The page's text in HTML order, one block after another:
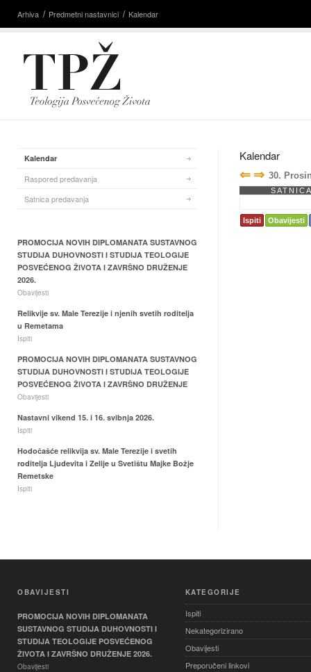
Arhiva Predmetni nastavnici Kalendar
Kalendar
⇐ ⇒ 30.
Ispiti Obavijesti
Kalendar
Raspored predavanja
Satnica predavanja
PROMOCIJA NOVIH DIPLOMANATA SUSTAVNOG
STUDIJA DUHOVNOSTI I STUDIJA TEOLOGIJE
POSVEĆENOG ŽIVOTA I ZAVRŠNO DRUŽENJE
2026.
Obavijesti
Relikvije sv. Male Terezije i njenih svetih roditelja
u Remetama
Ispiti
PROMOCIJA NOVIH DIPLOMANATA SUSTAVNOG
STUDIJA DUHOVNOSTI I STUDIJA TEOLOGIJE
POSVEĆENOG ŽIVOTA I ZAVRŠNO DRUŽENJE
Obavijesti
Nastavni vikend 15. i 16. svibnja 2026.
Ispiti
Hodočašće relikvija sv. Male Terezije i svetih
roditelja Ljudevita i Zelije u Svetištu Majke Božje
Remetske
Ispiti
OBAVIJESTI
PROMOCIJA NOVIH DIPLOMANATA
SUSTAVNOG STUDIJA DUHOVNOSTI I
STUDIJA TEOLOGIJE POSVEĆENOG
ŽIVOTA I ZAVRŠNO DRUŽENJE 2026.
Obavijesti
KATEGORIJE
Ispiti
Nekategorizirano
Obavijesti
Preporučeni linkovi